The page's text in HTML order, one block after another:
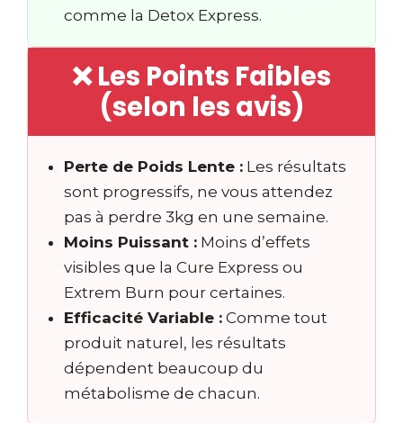
comme la Detox Express.
❌ Les Points Faibles
(selon les avis)
Perte de Poids Lente : Les résultats
sont progressifs, ne vous attendez
pas à perdre 3kg en une semaine.
Moins Puissant : Moins d’effets
visibles que la Cure Express ou
Extrem Burn pour certaines.
Efficacité Variable : Comme tout
produit naturel, les résultats
dépendent beaucoup du
métabolisme de chacun.